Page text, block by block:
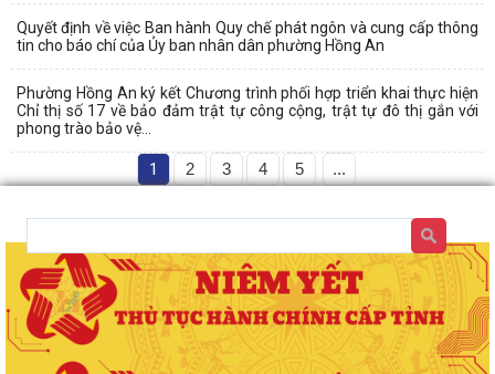
Quyết định về việc Ban hành Quy chế phát ngôn và cung cấp thông
tin cho báo chí của Ủy ban nhân dân phường Hồng An
Phường Hồng An ký kết Chương trình phối hợp triển khai thực hiện
Chỉ thị số 17 về bảo đảm trật tự công cộng, trật tự đô thị gắn với
phong trào bảo vệ...
1 2 3 4 5 ...